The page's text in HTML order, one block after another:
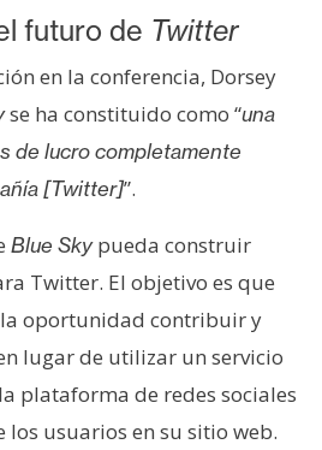
futuro de Twitter
en la conferencia, Dorsey
se ha constituido como “una
de lucro completamente
[Twitter]”.
Blue Skypueda construir
Twitter. El objetivo es que
oportunidad contribuir y
lugar de utilizar un servicio
plataforma de redes sociales
los usuarios en su sitio web.